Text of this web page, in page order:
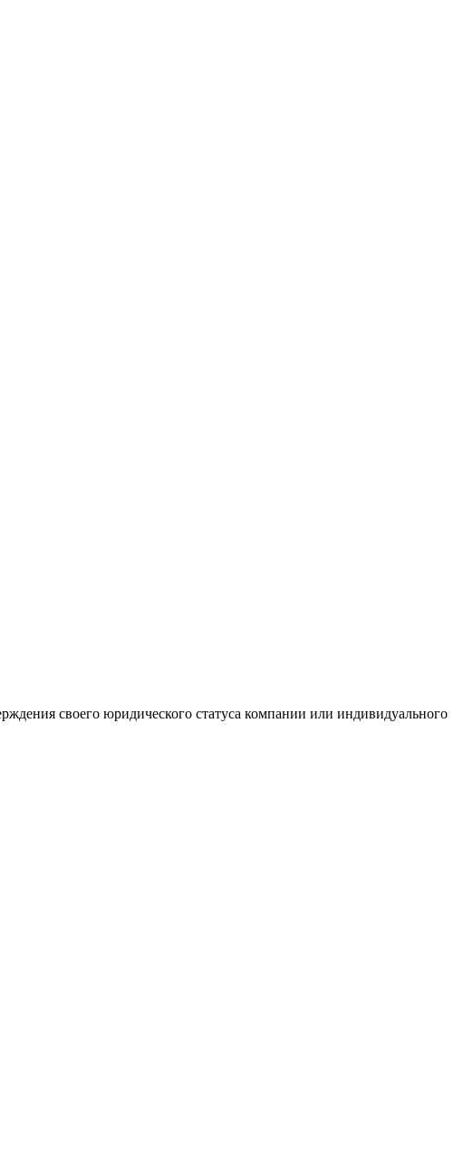
своего юридического статуса компании или индивидуального